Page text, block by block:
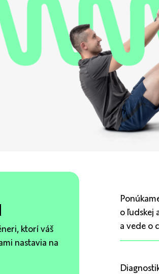
ktorí váš
nastavia na
o ľudskej
a vede o